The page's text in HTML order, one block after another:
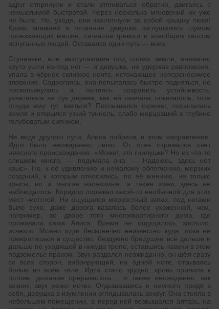
вдруг отпрянули и стали втягиваться обратно, двигаясь с
немыслимой быстротой. Через несколько мгновений их уже
не было. Но, уходя, они захлопнули за собой крышку люка!
Крики впавшей в отчаяние девушки заглушались шумом
проезжающих машин, сигналов тревоги и всеобщим хаосом
испуганных людей. Оставался один путь — вниз.
Ступеньки, еле выступающие под слоем земли, внезапно
круто ушли из-под ног — и девушка, не удержав равновесия,
упала в чёрное склизкое нечто, источающее непереносимое
зловоние. Содрогаясь, она попыталась быстро подняться, но
поскользнулась и, пытаясь сохранить устойчивость,
ухватилась за сук дерева, как ей сначала показалось, хотя
откуда ему тут взяться? Послышался скрежет, посыпалась
земля и открылся узкий туннель, слабо мерцавший в глубине
голубоватым сиянием.
Не видя другого пути, Алиса побрела в этом направлении.
Идти было неожиданно легко. От стен отражался свет
неясного происхождения. «Может, это гнилушки? Но их что-то
слишком много, — подумала она. — Надеюсь, здесь нет
крыс». Но, к её удивлению и немалому облегчению, мерзких
созданий, к которым относились, по её мнению, не только
крысы, но и многие насекомые, а также змеи, здесь не
наблюдалось. Коридор поражал какой-то необычной для этих
мест чистотой. Не ощущался мерзостный запах, под ногами
было сухо, даже дорога казалась более ухоженной, чем,
например, во дворе того многоквартирного дома, где
проживала сама Алиса. Время не ощущалось, застыло,
исчезло. Можно идти бесконечно неизвестно куда, пока не
превратишься в существо, бездумно бредущее всё дальше и
дальше по уходящей в никуда тропе, оставшись навеки в этом
подземелье прахом. Звук раздался неожиданно, он шёл сразу
со всех сторон, вибрирующий, на одной ноте, отзываясь
болью во всём теле. Идти стало трудно, кровь прилила к
голове, дыхание прерывалось… и также неожиданно, как
возник, звук резко исчез. Отдышавшись и немного придя в
себя, девушка в изумлении оглядывалась вокруг. Она стояла в
небольшом помещении, а перед ней возвышался алтарь, на